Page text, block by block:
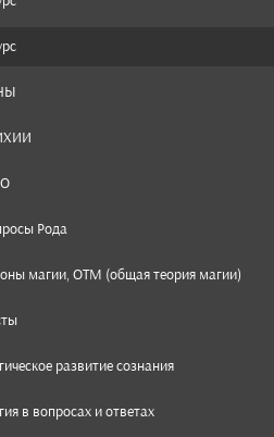
Рода
магии, ОТМ (общая теория магии)
развитие сознания
в вопросах и ответах